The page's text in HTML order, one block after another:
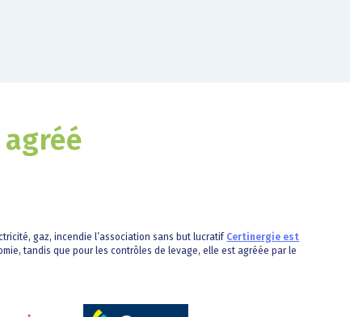
gaz, incendie l’association sans but lucratif Certinergie est
tandis que pour les contrôles de levage, elle est agréée par le